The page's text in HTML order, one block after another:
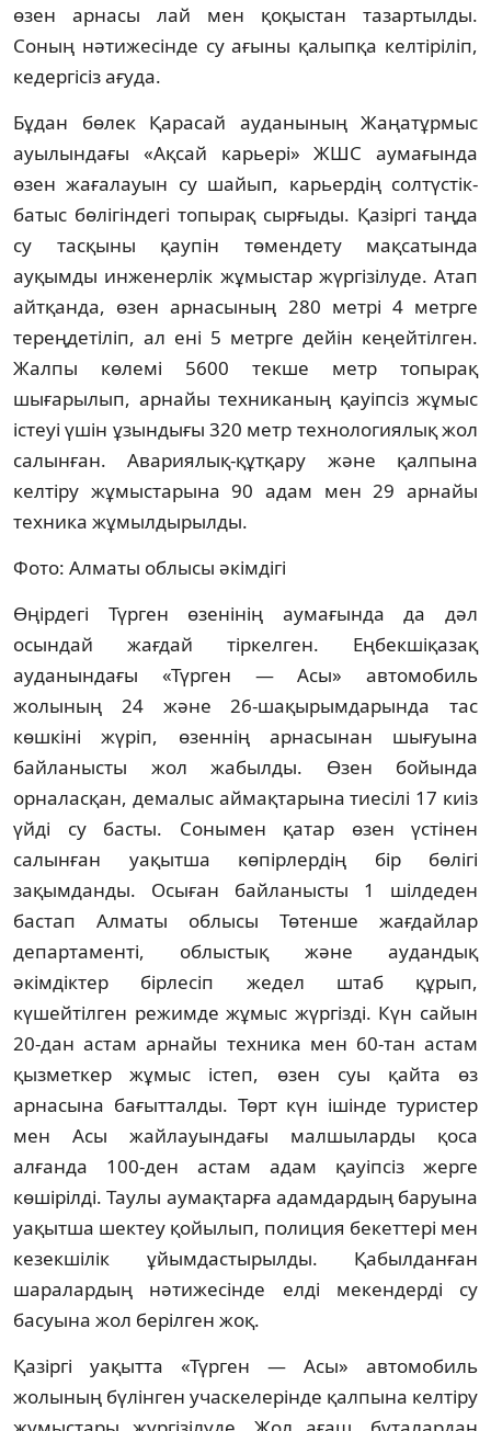
өзен арнасы лай мен қоқыстан тазартылды.
Соның нәтижесінде су ағыны қалыпқа келтіріліп,
кедергісіз ағуда.
Бұдан бөлек Қарасай ауданының Жаңатұрмыс
ауылындағы «Ақсай карьері» ЖШС аумағында
өзен жағалауын су шайып, карьердің солтүстік-
батыс бөлігіндегі топырақ сырғыды. Қазіргі таңда
су тасқыны қаупін төмендету мақсатында
ауқымды инженерлік жұмыстар жүргізілуде. Атап
айтқанда, өзен арнасының 280 метрі 4 метрге
тереңдетіліп, ал ені 5 метрге дейін кеңейтілген.
Жалпы көлемі 5600 текше метр топырақ
шығарылып, арнайы техниканың қауіпсіз жұмыс
істеуі үшін ұзындығы 320 метр технологиялық жол
салынған. Авариялық-құтқару және қалпына
келтіру жұмыстарына 90 адам мен 29 арнайы
техника жұмылдырылды.
Фото: Алматы облысы әкімдігі
Өңірдегі Түрген өзенінің аумағында да дәл
осындай жағдай тіркелген. Еңбекшіқазақ
ауданындағы «Түрген — Асы» автомобиль
жолының 24 және 26-шақырымдарында тас
көшкіні жүріп, өзеннің арнасынан шығуына
байланысты жол жабылды. Өзен бойында
орналасқан, демалыс аймақтарына тиесілі 17 киіз
үйді су басты. Сонымен қатар өзен үстінен
салынған уақытша көпірлердің бір бөлігі
зақымданды. Осыған байланысты 1 шілдеден
бастап Алматы облысы Төтенше жағдайлар
департаменті, облыстық және аудандық
әкімдіктер бірлесіп жедел штаб құрып,
күшейтілген режимде жұмыс жүргізді. Күн сайын
20-дан астам арнайы техника мен 60-тан астам
қызметкер жұмыс істеп, өзен суы қайта өз
арнасына бағытталды. Төрт күн ішінде туристер
мен Асы жайлауындағы малшыларды қоса
алғанда 100-ден астам адам қауіпсіз жерге
көшірілді. Таулы аумақтарға адамдардың баруына
уақытша шектеу қойылып, полиция бекеттері мен
кезекшілік ұйымдастырылды. Қабылданған
шаралардың нәтижесінде елді мекендерді су
басуына жол берілген жоқ.
Қазіргі уақытта «Түрген — Асы» автомобиль
жолының бүлінген учаскелерінде қалпына келтіру